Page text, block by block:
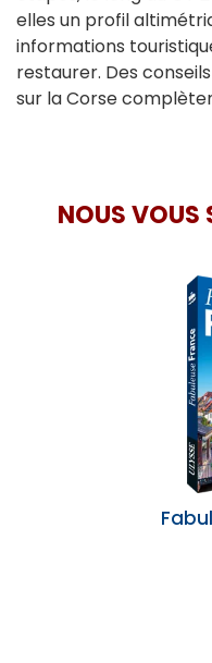
elles un profil
informations
restaurer. Des
sur la Corse
NOUS VOUS